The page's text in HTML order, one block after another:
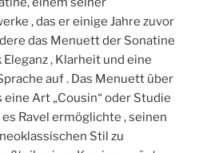
, das er einige Jahre zuvor
das Menuett der Sonatine
, Klarheit und eine
auf . Das Menuett über
eine Art „Cousin“ oder Studie
Ravel ermöglichte , seinen
Stil zu